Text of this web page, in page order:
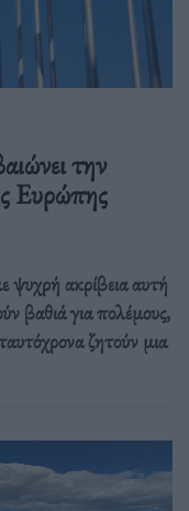
την
Ευρώπης
ψυχρή ακρίβεια αυτή
βαθιά για πολέμους,
ζητούν μια